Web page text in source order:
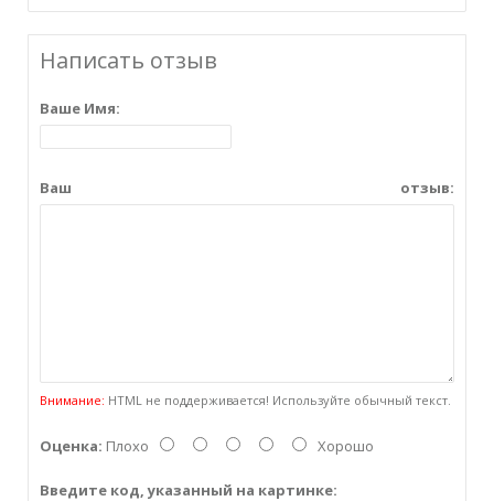
Написать отзыв
Ваше Имя:
Ваш отзыв:
Внимание: HTML не поддерживается! Используйте обычный текст.
Оценка: Плохо Хорошо
Введите код, указанный на картинке: